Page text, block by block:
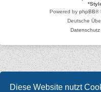
Diese Website nutzt
*
Powered by phpBB®
Deutsche
Datenschutz